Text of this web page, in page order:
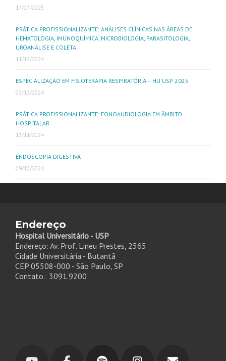
17/07/2025
PRÁTICA PROFISSIONALIZANTE: ANÁLISES CLÍNICAS NAS ÁREAS DE
HEMATOLOGIA, IMUNOQUÍMICA, MICROBIOLOGIA, PARASITOLOGIA,
UROANÁLISE E COLETA
11/12/2024
ESPECIALIZAÇÃO EM FISIOTERAPIA RESPIRATÓRIA – HU USP 2025
03/12/2024
PRÁTICA PROFISSIONALIZANTE: FONOAUDIOLOGIA EM ÂMBITO
HOSPITALAR
13/11/2024
ENDOSCOPIA DIGESTIVA
09/10/2024
Endereço
Hospital Universitário - USP
Endereço: Av. Prof. Lineu Prestes, 2565
Cidade Universitária - Butantã
CEP 05508-000 - São Paulo, SP
Contato.: 3091.9200